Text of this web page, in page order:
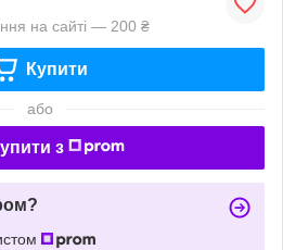
на сайті — 200 ₴
Купити
або
з